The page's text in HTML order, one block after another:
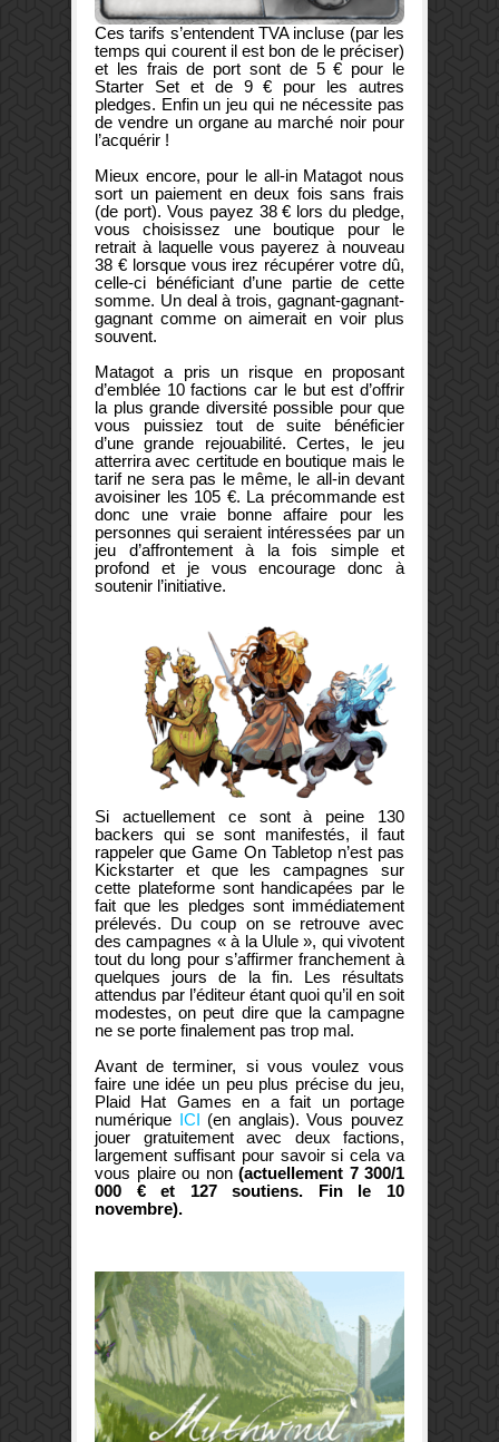
Ces tarifs s’entendent TVA incluse (par les
temps qui courent il est bon de le préciser)
et les frais de port sont de 5 € pour le
Starter Set et de 9 € pour les autres
pledges. Enfin un jeu qui ne nécessite pas
de vendre un organe au marché noir pour
l’acquérir !
Mieux encore, pour le all-in Matagot nous
sort un paiement en deux fois sans frais
(de port). Vous payez 38 € lors du pledge,
vous choisissez une boutique pour le
retrait à laquelle vous payerez à nouveau
38 € lorsque vous irez récupérer votre dû,
celle-ci bénéficiant d’une partie de cette
somme. Un deal à trois, gagnant-gagnant-
gagnant comme on aimerait en voir plus
souvent.
Matagot a pris un risque en proposant
d’emblée 10 factions car le but est d’offrir
la plus grande diversité possible pour que
vous puissiez tout de suite bénéficier
d’une grande rejouabilité. Certes, le jeu
atterrira avec certitude en boutique mais le
tarif ne sera pas le même, le all-in devant
avoisiner les 105 €. La précommande est
donc une vraie bonne affaire pour les
personnes qui seraient intéressées par un
jeu d’affrontement à la fois simple et
profond et je vous encourage donc à
soutenir l’initiative.
Si actuellement ce sont à peine 130
backers qui se sont manifestés, il faut
rappeler que Game On Tabletop n’est pas
Kickstarter et que les campagnes sur
cette plateforme sont handicapées par le
fait que les pledges sont immédiatement
prélevés. Du coup on se retrouve avec
des campagnes « à la Ulule », qui vivotent
tout du long pour s’affirmer franchement à
quelques jours de la fin. Les résultats
attendus par l’éditeur étant quoi qu’il en soit
modestes, on peut dire que la campagne
ne se porte finalement pas trop mal.
Avant de terminer, si vous voulez vous
faire une idée un peu plus précise du jeu,
Plaid Hat Games en a fait un portage
numérique ICI (en anglais). Vous pouvez
jouer gratuitement avec deux factions,
largement suffisant pour savoir si cela va
vous plaire ou non (actuellement 7 300/1
000 € et 127 soutiens. Fin le 10
novembre).